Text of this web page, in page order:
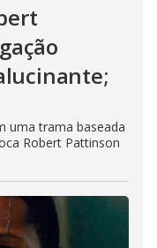
uma trama baseada
Robert Pattinson